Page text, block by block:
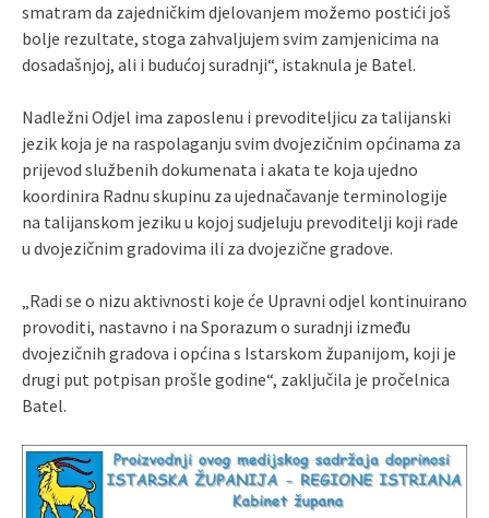
smatram da zajedničkim djelovanjem možemo postići još
bolje rezultate, stoga zahvaljujem svim zamjenicima na
dosadašnjoj, ali i budućoj suradnji“, istaknula je Batel.
Nadležni Odjel ima zaposlenu i prevoditeljicu za talijanski
jezik koja je na raspolaganju svim dvojezičnim općinama za
prijevod službenih dokumenata i akata te koja ujedno
koordinira Radnu skupinu za ujednačavanje terminologije
na talijanskom jeziku u kojoj sudjeluju prevoditelji koji rade
u dvojezičnim gradovima ili za dvojezične gradove.
„Radi se o nizu aktivnosti koje će Upravni odjel kontinuirano
provoditi, nastavno i na Sporazum o suradnji između
dvojezičnih gradova i općina s Istarskom županijom, koji je
drugi put potpisan prošle godine“, zaključila je pročelnica
Batel.